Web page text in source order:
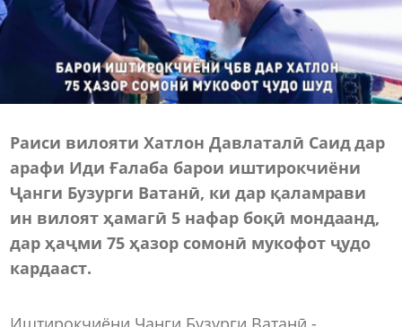
Раиси вилояти Хатлон Давлаталӣ Саид дар
арафи Иди Ғалаба барои иштирокчиёни
Ҷанги Бузурги Ватанӣ, ки дар қаламрави
ин вилоят ҳамагӣ 5 нафар боқӣ мондаанд,
дар ҳаҷми 75 ҳазор сомонӣ мукофот ҷудо
кардааст.